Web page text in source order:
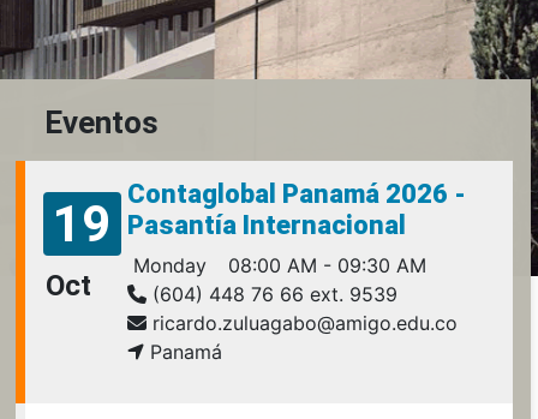
Eventos
19
Oct
Contaglobal Panamá 2026 -
Pasantía Internacional
Monday
08:00 AM - 09:30 AM
(604) 448 76 66 ext. 9539
ricardo.zuluagabo@amigo.edu.co
Panamá